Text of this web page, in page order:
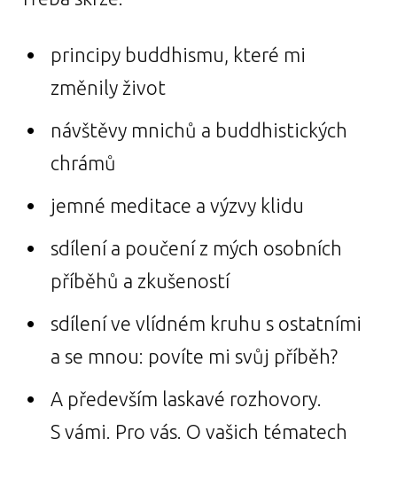
principy buddhismu, které mi
změnily život
návštěvy mnichů a buddhistických
chrámů
jemné meditace a výzvy klidu
sdílení a poučení z mých osobních
příběhů a zkušeností
sdílení ve vlídném kruhu s ostatními
a se mnou: povíte mi svůj příběh?
A především laskavé rozhovory.
S vámi. Pro vás. O vašich tématech